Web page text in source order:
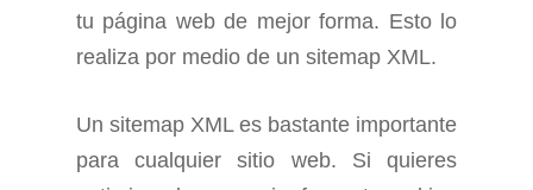
tu página web de mejor forma. Esto lo
realiza por medio de un sitemap XML.
Un sitemap XML es bastante importante
para cualquier sitio web. Si quieres